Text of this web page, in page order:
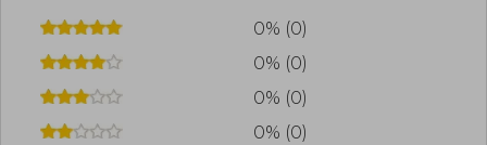
0% (0)
0% (0)
0% (0)
0% (0)